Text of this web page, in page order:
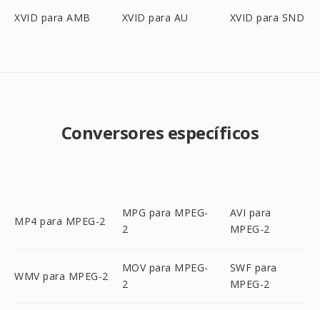
XVID para AMB XVID para AU XVID para SND
Conversores específicos
MP4 para MPEG-2
MPG para MPEG-
2
AVI para
MPEG-2
WMV para MPEG-2
MOV para MPEG-
2
SWF para
MPEG-2